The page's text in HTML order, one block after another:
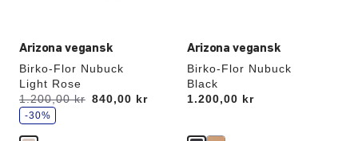
Arizona vegansk
Birko-Flor Nubuck
Light Rose
Förr:
1.200,00 kr
får
du
840,00 kr
s
p
a
r
a
-30%
Arizona vegansk
Birko-Flor Nubuck
Black
Price:
1.200,00 kr